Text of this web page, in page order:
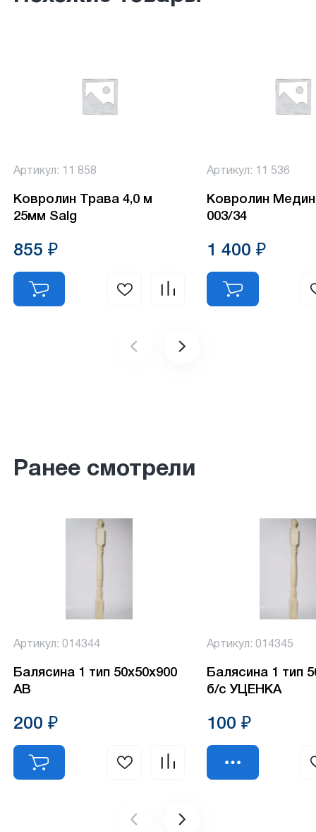
Артикул: 11 858
Ковролин Трава 4,0 м
25мм Salg
855 ₽
Артикул: 11 536
Ковролин
003/34
1 400 ₽
Ранее смотрели
Артикул: 014344
Балясина 1 тип 50х50х900
АВ
200 ₽
Артикул: 014345
Балясина 1 тип
б/с УЦЕНКА
100 ₽